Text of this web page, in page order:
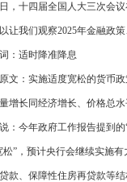
，十四届全国人大三次会
让我们观察2025年金融政
：适时降准降息
文：实施适度宽松的货币
增长同经济增长、价格总
：今年政府工作报告提到
松”，预计央行会继续实施
款、保障性住房再贷款等